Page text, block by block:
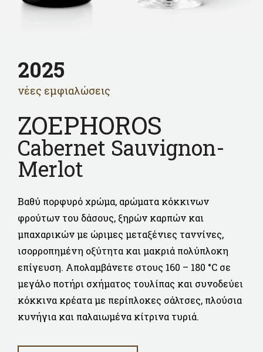
2025
νέες εμφιαλώσεις
ZOEPHOROS
Cabernet Sauvignon-
Merlot
Βαθύ πορφυρό χρώμα, αρώματα κόκκινων
φρούτων του δάσους, ξηρών καρπών και
μπαχαρικών με ώριμες μεταξένιες ταννίνες,
ισορροπημένη οξύτητα και μακριά πολύπλοκη
επίγευση. Απολαμβάνετε στους 160 – 180 °C σε
μεγάλο ποτήρι σχήματος τουλίπας και συνοδεύει
κόκκινα κρέατα με περίπλοκες σάλτσες, πλούσια
κυνήγια και παλαιωμένα κίτρινα τυριά.